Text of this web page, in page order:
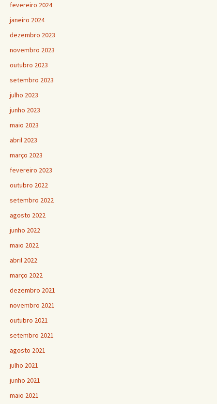
fevereiro 2024
janeiro 2024
dezembro 2023
novembro 2023
outubro 2023
setembro 2023
julho 2023
junho 2023
maio 2023
abril 2023
março 2023
fevereiro 2023
outubro 2022
setembro 2022
agosto 2022
junho 2022
maio 2022
abril 2022
março 2022
dezembro 2021
novembro 2021
outubro 2021
setembro 2021
agosto 2021
julho 2021
junho 2021
maio 2021